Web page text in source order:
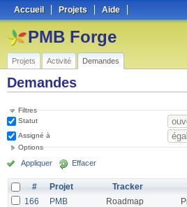
Accueil Projets Aide
PMB Forge
Projets Activité Demandes
Demandes
Filtres
Statut
Assigné à
Options
Appliquer Effacer
# Projet Tracker
166
PMB Roadmap